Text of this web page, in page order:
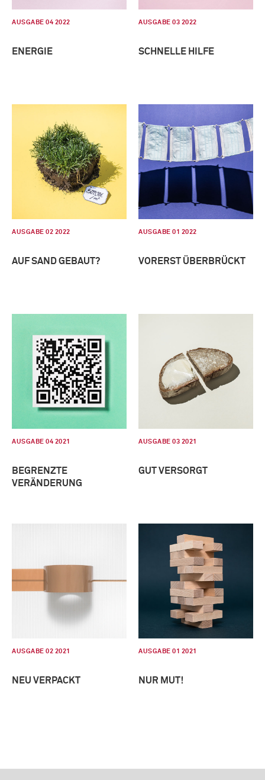
AUSGABE 04 2022
ENERGIE
AUSGABE 03 2022
SCHNELLE HILFE
AUSGABE 02 2022
AUF SAND GEBAUT?
AUSGABE 01 2022
VORERST ÜBERBRÜCKT
AUSGABE 04 2021
BEGRENZTE
VERÄNDERUNG
AUSGABE 03 2021
GUT VERSORGT
AUSGABE 02 2021
NEU VERPACKT
AUSGABE 01 2021
NUR MUT!